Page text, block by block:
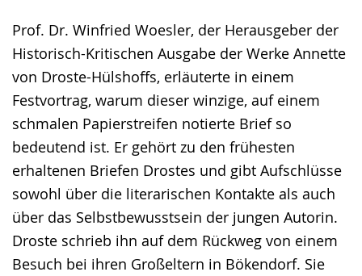
Prof. Dr. Winfried Woesler, der Herausgeber der
Historisch-Kritischen Ausgabe der Werke Annette
von Droste-Hülshoffs, erläuterte in einem
Festvortrag, warum dieser winzige, auf einem
schmalen Papierstreifen notierte Brief so
bedeutend ist. Er gehört zu den frühesten
erhaltenen Briefen Drostes und gibt Aufschlüsse
sowohl über die literarischen Kontakte als auch
über das Selbstbewusstsein der jungen Autorin.
Droste schrieb ihn auf dem Rückweg von einem
Besuch bei ihren Großeltern in Bökendorf. Sie